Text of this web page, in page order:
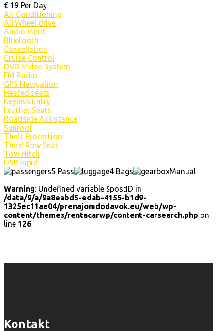
€ 19 Per Day
Air Conditioning
All Wheel drive
Audio input
Bluetooth
Cancellation
Cruise Control
DVD Video System
FM Radio
GPS Navigation
Heated seats
Keyless Entry
Leather Seats
Roadside Assistance
Sunroof
Theft Protection
Third Row Seat
Tow Hitch
USB input
5 Pass
4 Bags
Manual
Warning: Undefined variable $postID in
/data/9/a/9a8eabd5-edab-4155-b1d9-
1325ec11ae04/prenajomdodavok.eu/web/wp-
content/themes/rentacarwp/content-carsearch.php on
line 126
Kontakt